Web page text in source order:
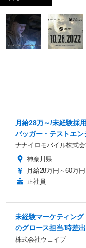
月給28万～/未経験採
バッガー・テストエン
ナナイロモバイル株式会
神奈川県
月給28万円～60万円
正社員
未経験マーケティン
のグロース担当/時差出
株式会社ウェイブ